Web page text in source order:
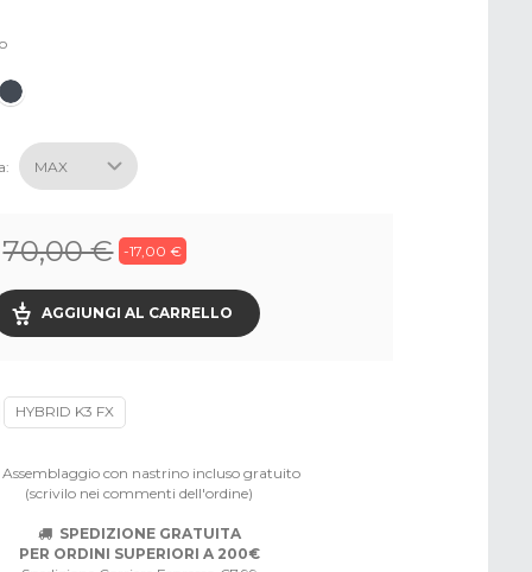
70,00 € -17,00 €
AGGIUNGI AL CARRELLO
HYBRID K3 FX
Assemblaggio con nastrino incluso gratuito
(scrivilo nei commenti dell'ordine)
SPEDIZIONE GRATUITA
PER ORDINI SUPERIORI A 200€